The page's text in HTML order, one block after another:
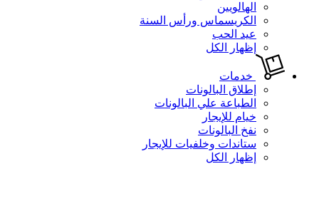
الهالويين
الكريسماس ورأس السنة
عيد الحب
إظهار الكل
خدمات
إطلاق البالونات
الطباعة علي البالونات
خيام للإيجار
نفخ البالونات
ستاندات وخلفيات للإيجار
إظهار الكل